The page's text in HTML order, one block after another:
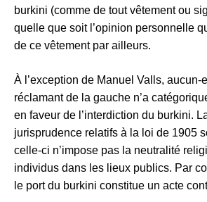
burkini (comme de tout vêtement ou
quelle que soit l’opinion personnelle
de ce vêtement par ailleurs.
À l’exception de Manuel Valls, aucun-
réclamant de la gauche n’a
en faveur de l’interdiction du burkini.
jurisprudence relatifs à la loi de 1905
celle-ci n’impose pas la neutralité
individus dans les lieux publics. Par
le port du burkini constitue un acte